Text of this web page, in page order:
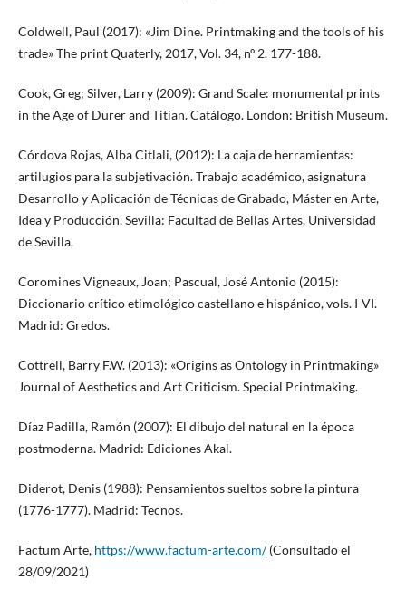
Coldwell, Paul (2017): «Jim Dine. Printmaking and the tools of his
trade» The print Quaterly, 2017, Vol. 34, nº 2. 177-188.
Cook, Greg; Silver, Larry (2009): Grand Scale: monumental prints
in the Age of Dürer and Titian. Catálogo. London: British Museum.
Córdova Rojas, Alba Citlali, (2012): La caja de herramientas:
artilugios para la subjetivación. Trabajo académico, asignatura
Desarrollo y Aplicación de Técnicas de Grabado, Máster en Arte,
Idea y Producción. Sevilla: Facultad de Bellas Artes, Universidad
de Sevilla.
Coromines Vigneaux, Joan; Pascual, José Antonio (2015):
Diccionario crítico etimológico castellano e hispánico, vols. I-VI.
Madrid: Gredos.
Cottrell, Barry F.W. (2013): «Origins as Ontology in Printmaking»
Journal of Aesthetics and Art Criticism. Special Printmaking.
Díaz Padilla, Ramón (2007): El dibujo del natural en la época
postmoderna. Madrid: Ediciones Akal.
Diderot, Denis (1988): Pensamientos sueltos sobre la pintura
(1776-1777). Madrid: Tecnos.
Factum Arte, https://www.factum-arte.com/(Consultado el
28/09/2021)